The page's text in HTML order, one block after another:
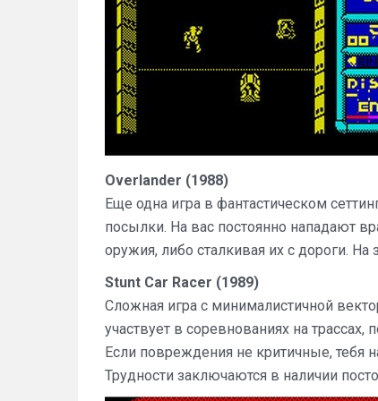
Overlander (1988)
Еще одна игра в фантастическом
посылки. На вас постоянно нападают
оружия, либо сталкивая их с дороги.
Stunt Car Racer (1989)
Сложная игра с минималистичной
участвует в соревнованиях на
Если повреждения не критичные, тебя
Трудности заключаются в наличии